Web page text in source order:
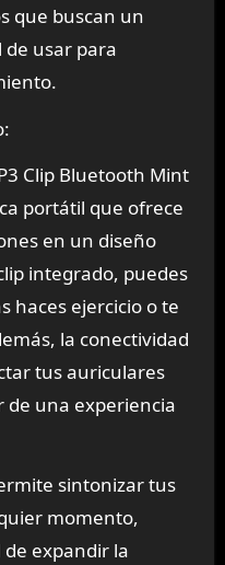
que buscan un
de usar para
Clip Bluetooth Mint
portátil que ofrece
en un diseño
integrado, puedes
haces ejercicio o te
la conectividad
tus auriculares
una experiencia
sintonizar tus
momento,
expandir la